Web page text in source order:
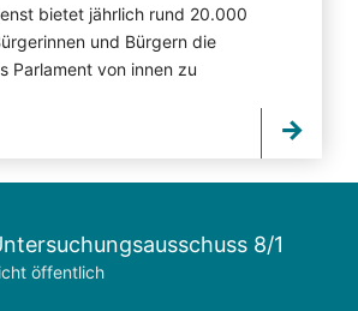
bietet jährlich rund 20.000
und Bürgern die
Parlament von innen zu
8/1
öffentlich